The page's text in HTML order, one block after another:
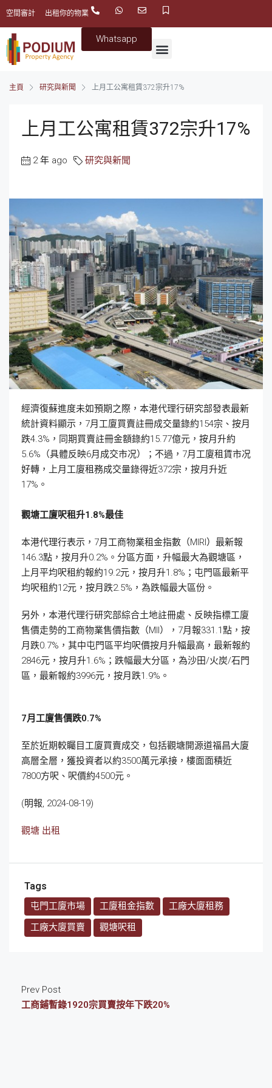
空間審計 出租你的物業
Whatsapp
主頁 研究與新聞 上月工公寓租賃372宗升17%
上月工公寓租賃372宗升17%
2 年 ago 研究與新聞
經濟復蘇進度未如預期之際，本港代理行研究部發表最新
統計資料顯示，7月工廈買賣註冊成交量錄約154宗、按月
跌4.3%，同期買賣註冊金額錄約15.77億元，按月升約
5.6%（具體反映6月成交市况）；不過，7月工廈租賃市况
好轉，上月工廈租務成交量錄得近372宗，按月升近
17%。
觀塘工廈呎租升1.8%最佳
本港代理行表示，7月工商物業租金指數（MIRI）最新報
146.3點，按月升0.2%。分區方面，升幅最大為觀塘區，
上月平均呎租約報約19.2元，按月升1.8%；屯門區最新平
均呎租約12元，按月跌2.5%，為跌幅最大區份。
另外，本港代理行研究部綜合土地註冊處、反映指標工廈
售價走勢的工商物業售價指數（MII），7月報331.1點，按
月跌0.7%，其中屯門區平均呎價按月升幅最高，最新報約
2846元，按月升1.6%；跌幅最大分區，為沙田/火炭/石門
區，最新報約3996元，按月跌1.9%。
7月工廈售價跌0.7%
至於近期較矚目工廈買賣成交，包括觀塘開源道福昌大廈
高層全層，獲投資者以約3500萬元承接，樓面面積近
7800方呎、呎價約4500元。
(明報, 2024-08-19)
觀塘 出租
Tags
屯門工廈市場 工廈租金指數
工廠大廈租務
工廠大廈買賣
觀塘呎租
Prev Post
工商鋪暫錄1920宗買賣按年下跌20%